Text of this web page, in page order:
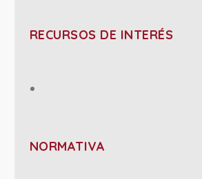
RECURSOS DE INTERÉS
NORMATIVA